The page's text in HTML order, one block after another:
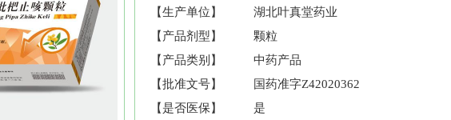
【生产单位】
湖北叶真堂药业
【产品剂型】
颗粒
【产品类别】
中药产品
【批准文号】
国药准字Z42020362
【是否医保】
是